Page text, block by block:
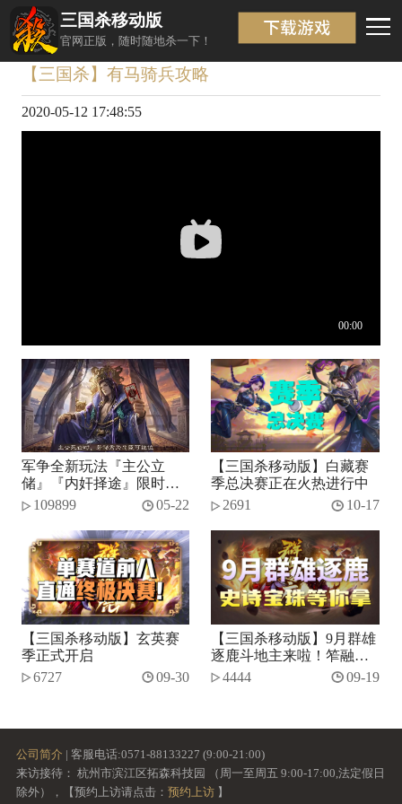
三国杀移动版
官网正版，随时随地杀一下！
返回
【三国杀】有马骑兵攻略
2020-05-12 17:48:55
军争全新玩法『主公立
储』『内奸择途』限时开
启！109899 05-22
【三国杀移动版】白藏赛
季总决赛正在火热进行中
2691
10-17
【三国杀移动版】玄英赛
季正式开启
6727
09-30
【三国杀移动版】9月群雄
逐鹿斗地主来啦！笮融、
势张燕加入将池~
4444 09-19
公司简介 | 客服电话:0571-88133227 (9:00-21:00)
来访接待： 杭州市滨江区拓森科技园 （周一至周五 9:00-17:00,法定假日
除外），【预约上访请点击： 预约上访】